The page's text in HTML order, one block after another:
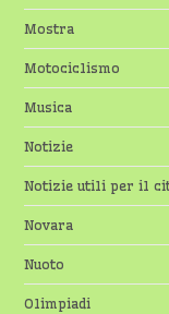
Mostra
Motociclismo
Musica
Notizie
Notizie utili per il
Novara
Nuoto
Olimpiadi